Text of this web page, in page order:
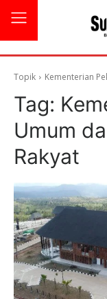
Topik Kementerian
Tag:
Umum
Rakyat